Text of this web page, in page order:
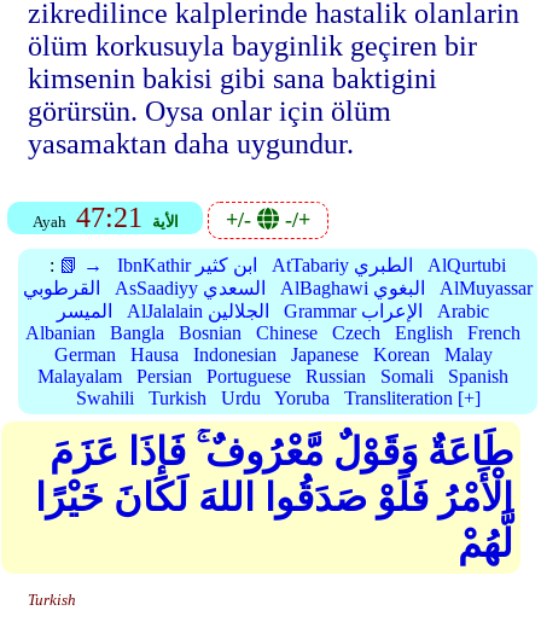
zikredilince kalplerinde hastalik olanlarin
ölüm korkusuyla bayginlik geçiren bir
kimsenin bakisi gibi sana baktigini
görürsün. Oysa onlar için ölüm
yasamaktan daha uygundur.
Ayah 47:21 الأية +/- -/+
: 📗 → IbnKathir ابن كثير AtTabariy الطبري
AlQurtubi
القرطوبي
AsSaadiyy السعدي AlBaghawi البغوي
AlMuyassar
الميسر
AlJalalain الجلالين Grammar الإعراب
Arabic
Albanian
Bangla Bosnian Chinese Czech English
French
German
Hausa Indonesian Japanese Korean
Malay
Malayalam
Persian Portuguese Russian Somali
Spanish
Swahili
Turkish Urdu Yoruba Transliteration [+]
طَاعَةٌ وَقَوْلٌ مَّعْرُوفٌ ۚ فَإِذَا عَزَمَ
الْأَمْرُ فَلَوْ صَدَقُوا اللهَ لَكَانَ خَيْرًا
لَّهُمْ
Turkish